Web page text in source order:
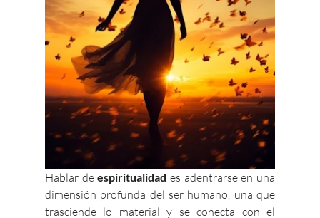
Hablar de espiritualidad es adentrarse en una
dimensión profunda del ser humano, una que